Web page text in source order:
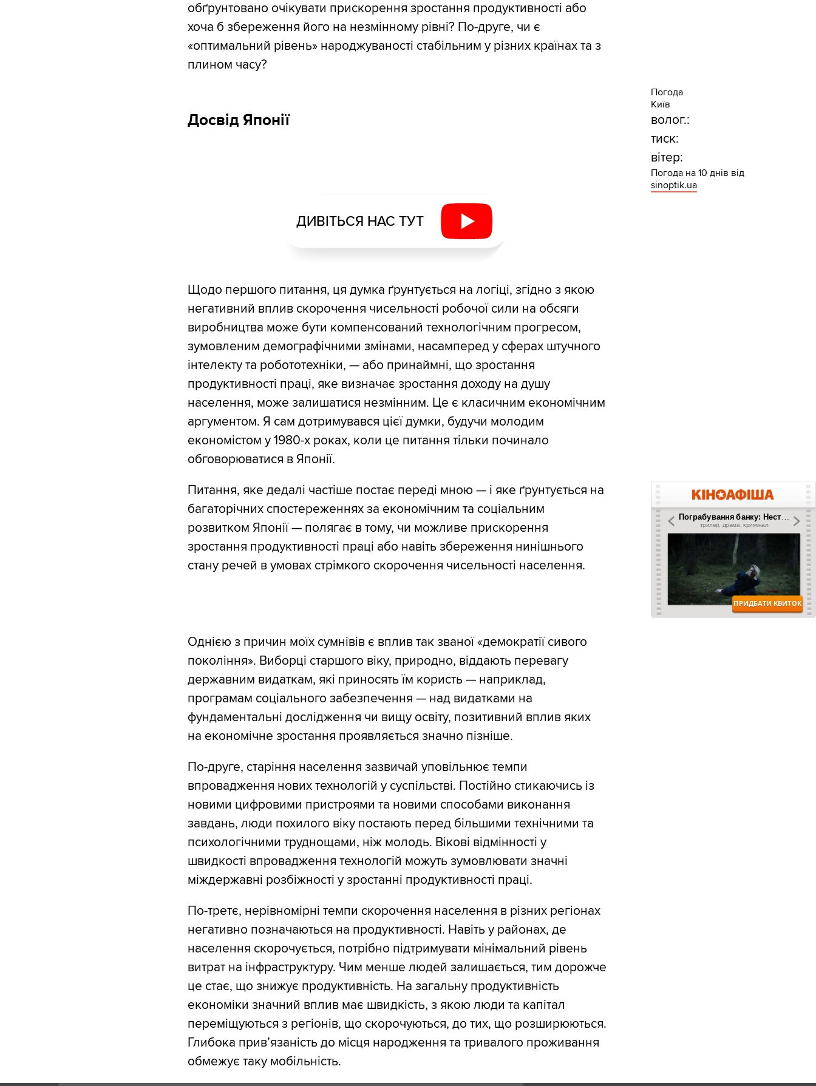
обґрунтовано очікувати прискорення зростання продуктивності або
хоча б збереження його на незмінному рівні? По-друге, чи є
«оптимальний рівень» народжуваності стабільним у різних країнах та з
плином часу?
Досвід Японії
ДИВІТЬСЯ НАС ТУТ
Щодо першого питання, ця думка ґрунтується на логіці, згідно з якою
негативний вплив скорочення чисельності робочої сили на обсяги
виробництва може бути компенсований технологічним прогресом,
зумовленим демографічними змінами, насамперед у сферах штучного
інтелекту та робототехніки, — або принаймні, що зростання
продуктивності праці, яке визначає зростання доходу на душу
населення, може залишатися незмінним. Це є класичним економічним
аргументом. Я сам дотримувався цієї думки, будучи молодим
економістом у 1980-х роках, коли це питання тільки починало
обговорюватися в Японії.
Питання, яке дедалі частіше постає переді мною — і яке ґрунтується на
багаторічних спостереженнях за економічним та соціальним
розвитком Японії — полягає в тому, чи можливе прискорення
зростання продуктивності праці або навіть збереження нинішнього
стану речей в умовах стрімкого скорочення чисельності населення.
Однією з причин моїх сумнівів є вплив так званої «демократії сивого
покоління». Виборці старшого віку, природно, віддають перевагу
державним видаткам, які приносять їм користь — наприклад,
програмам соціального забезпечення — над видатками на
фундаментальні дослідження чи вищу освіту, позитивний вплив яких
на економічне зростання проявляється значно пізніше.
По-друге, старіння населення зазвичай уповільнює темпи
впровадження нових технологій у суспільстві. Постійно стикаючись із
новими цифровими пристроями та новими способами виконання
завдань, люди похилого віку постають перед більшими технічними та
психологічними труднощами, ніж молодь. Вікові відмінності у
швидкості впровадження технологій можуть зумовлювати значні
міждержавні розбіжності у зростанні продуктивності праці.
По-третє, нерівномірні темпи скорочення населення в різних регіонах
негативно позначаються на продуктивності. Навіть у районах, де
населення скорочується, потрібно підтримувати мінімальний рівень
витрат на інфраструктуру. Чим менше людей залишається, тим дорожче
це стає, що знижує продуктивність. На загальну продуктивність
економіки значний вплив має швидкість, з якою люди та капітал
переміщуються з регіонів, що скорочуються, до тих, що розширюються.
Глибока прив’язаність до місця народження та тривалого проживання
обмежує таку мобільність.
Погода
Київ
волог.:
тиск:
вітер:
Погода на 10 днів від
sinoptik.ua